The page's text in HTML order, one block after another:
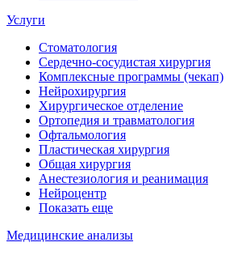
Услуги
Стоматология
Сердечно-сосудистая хирургия
Комплексные программы (чекап)
Нейрохирургия
Хирургическое отделение
Ортопедия и травматология
Офтальмология
Пластическая хирургия
Общая хирургия
Анестезиология и реанимация
Нейроцентр
Показать еще
Медицинские анализы